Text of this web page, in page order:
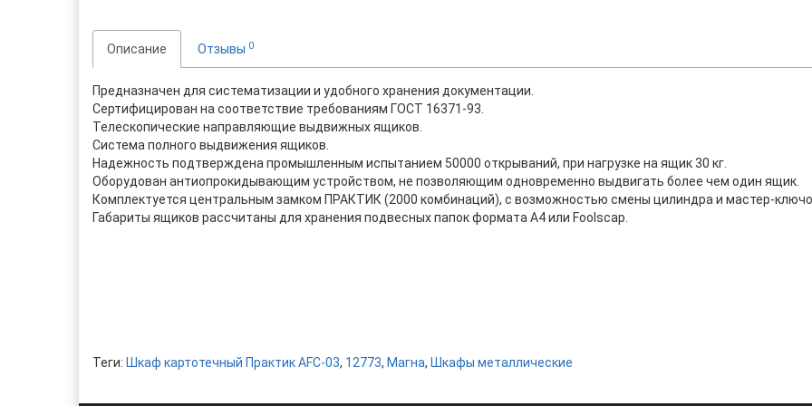
Описание Отзывы 0
Предназначен для систематизации и удобного хранения документации.
Сертифицирован на соответствие требованиям ГОСТ 16371-93.
Телескопические направляющие выдвижных ящиков.
Система полного выдвижения ящиков.
Надежность подтверждена промышленным испытанием 50000 открываний, при нагрузке на ящик 30 кг.
Оборудован антиопрокидывающим устройством, не позволяющим одновременно выдвигать более чем один ящик.
Комплектуется центральным замком ПРАКТИК (2000 комбинаций), с возможностью смены цилиндра и мастер-
Габариты ящиков рассчитаны для хранения подвесных папок формата А4 или Foolscap.
Теги: Шкаф картотечный Практик AFC-03, 12773, Магна, Шкафы металлические